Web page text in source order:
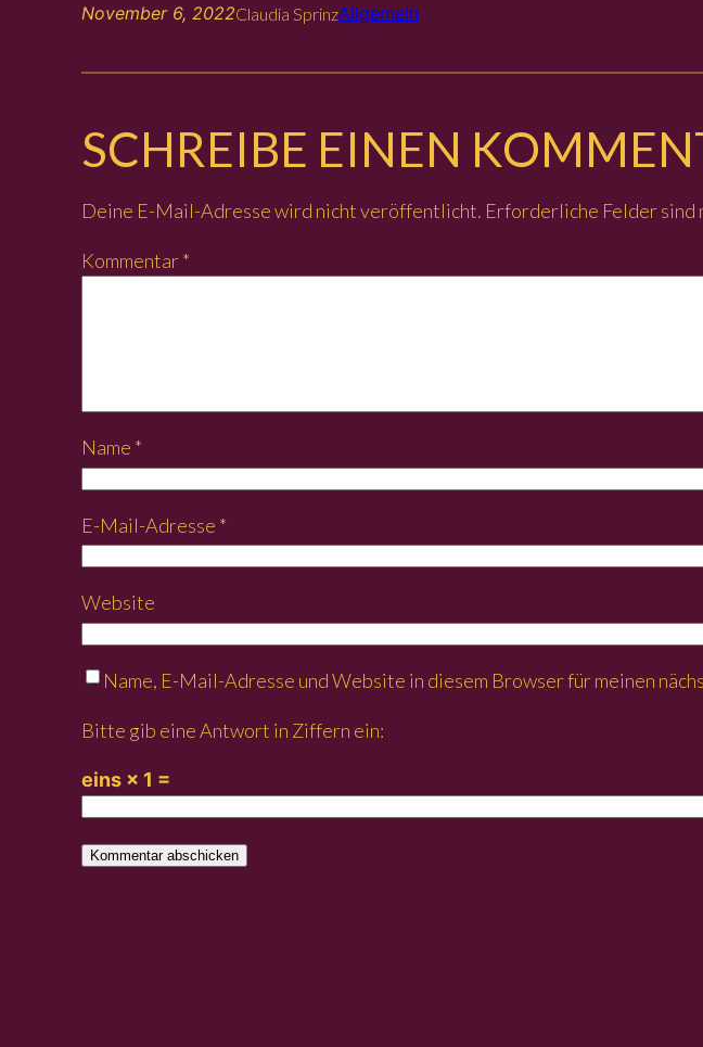
November 6, 2022Claudia SprinzAllgemein
SCHREIBE EINEN
Deine E-Mail-Adresse wird nicht veröffentlicht. Erforderliche Felder sind
Kommentar*
Name *
E-Mail-Adresse *
Website
Name, E-Mail-Adresse und Website in diesem Browser für meinen
Bitte gib eine Antwort in Ziffern ein:
eins × 1 =